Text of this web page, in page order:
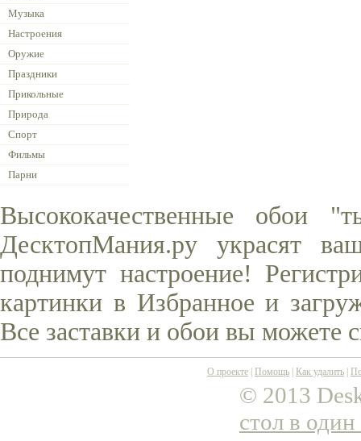
Музыка
Настроения
Оружие
Праздники
Прикольные
Природа
Спорт
Фильмы
Парни
Высококачественные обои
ДесктопМания.ру украсят
поднимут настроение!
картинки в Избранное и
Все заставки и обои вы можете
О проекте Помощь Как удалить
© 2013
стол в